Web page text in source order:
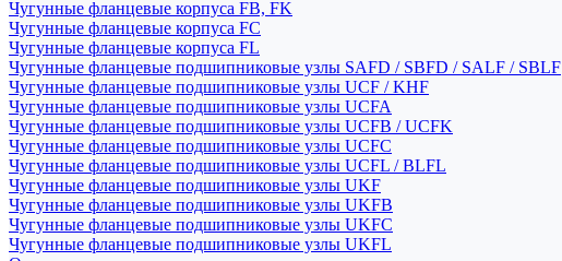
Чугунные фланцевые корпуса FB, FK
Чугунные фланцевые корпуса FC
Чугунные фланцевые корпуса FL
Чугунные фланцевые подшипниковые узлы SAFD / SBFD / SALF / SBLF
Чугунные фланцевые подшипниковые узлы UCF / KHF
Чугунные фланцевые подшипниковые узлы UCFA
Чугунные фланцевые подшипниковые узлы UCFB / UCFK
Чугунные фланцевые подшипниковые узлы UCFC
Чугунные фланцевые подшипниковые узлы UCFL / BLFL
Чугунные фланцевые подшипниковые узлы UKF
Чугунные фланцевые подшипниковые узлы UKFB
Чугунные фланцевые подшипниковые узлы UKFC
Чугунные фланцевые подшипниковые узлы UKFL